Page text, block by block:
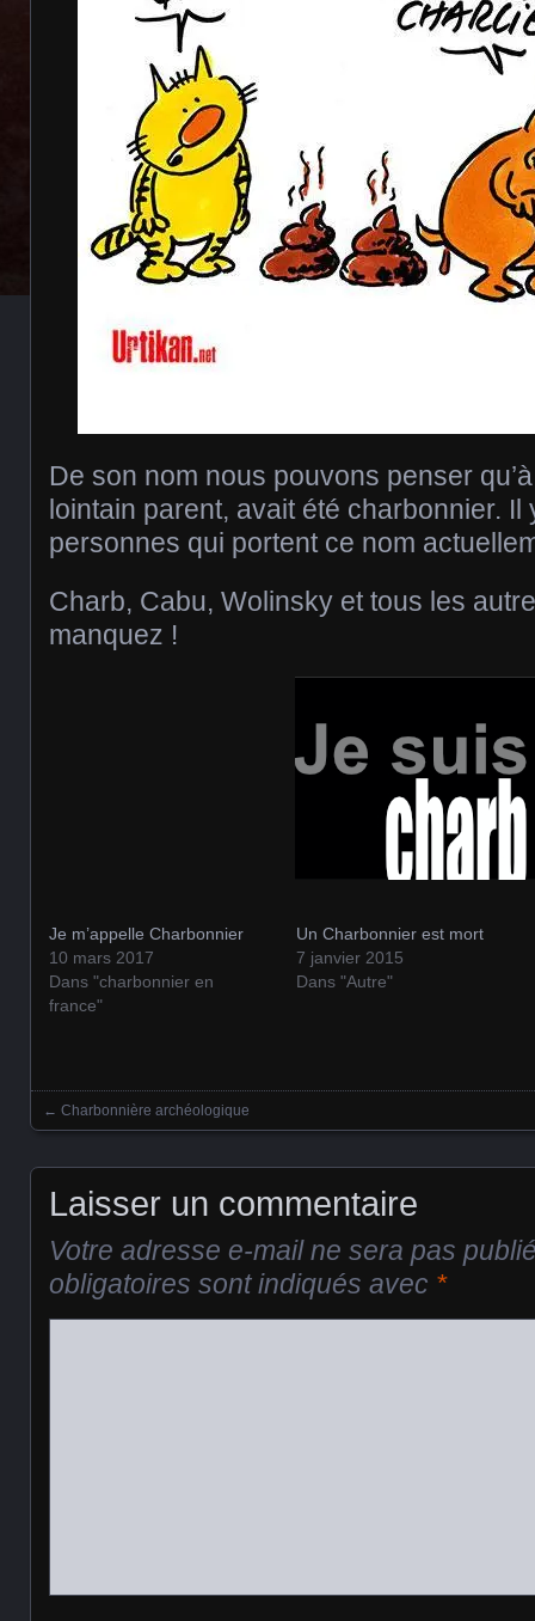
De son nom nous pouvons penser
lointain parent, avait été charbonnier. Il
personnes qui portent ce nom
Charb, Cabu, Wolinsky et tous les
manquez !
Je m’appelle Charbonnier
10 mars 2017
Dans "charbonnier en
france"
Un Charbonnier est mort
7 janvier 2015
Dans "Autre"
Posts navigation
← Charbonnière archéologique
Laisser un commentaire
Votre adresse e-mail ne sera pas
obligatoires sont indiqués avec *